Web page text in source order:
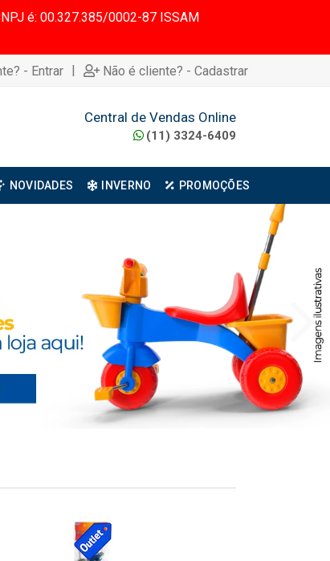
é: 00.327.385/0002-87 ISSAM
- Entrar | Não é cliente? - Cadastrar
Central de Vendas Online
(11) 3324-6409
NOVIDADES INVERNO PROMOÇÕES